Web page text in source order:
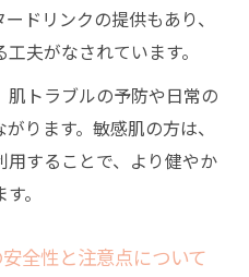
ドリンクの提供もあり、
夫がなされています。
肌トラブルの予防や日常の
ります。敏感肌の方は、
することで、より健やか
。
全性と注意点について